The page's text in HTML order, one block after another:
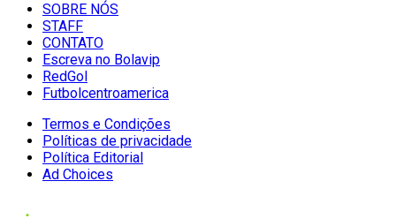
SOBRE NÓS
STAFF
CONTATO
Escreva no Bolavip
RedGol
Futbolcentroamerica
Termos e Condições
Políticas de privacidade
Política Editorial
Ad Choices